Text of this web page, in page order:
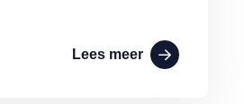
Lees meer